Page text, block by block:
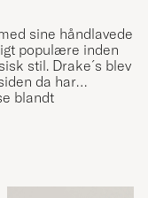
sine håndlavede
populære inden
stil. Drake´s blev
da har
blandt
og skjorter i
og
verdens bedste